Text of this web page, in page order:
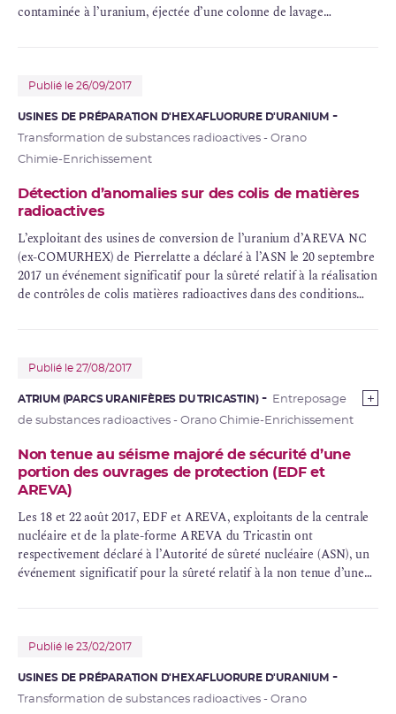
contaminée à l’uranium, éjectée d’une colonne de lavage
Publié le 26/09/2017
USINES DE PRÉPARATION D'HEXAFLUORURE D'URANIUM
Transformation de substances radioactives - Orano
Chimie-Enrichissement
Détection d’anomalies sur des colis de matières
radioactives
L’exploitant des usines de conversion de l’uranium d’AREVA NC
(ex-COMURHEX) de Pierrelatte a déclaré à l’ASN le 20 septembre
2017 un événement significatif pour la sûreté relatif à la réalisation
de contrôles de colis matières radioactives dans des conditions
Publié le 27/08/2017
ATRIUM (PARCS URANIFÈRES DU TRICASTIN)
Entreposage
de substances radioactives - Orano Chimie-Enrichissement
Non tenue au séisme majoré de sécurité d’une
portion des ouvrages de protection (EDF et
AREVA)
Les 18 et 22 août 2017, EDFet AREVA, exploitants de lacentrale
nucléaire et de la plate-forme AREVA du Tricastin ont
respectivement déclaré à l’Autorité de sûreté nucléaire (ASN), un
événement significatif pour la sûreté relatif à la non tenue d’une
Publié le 23/02/2017
USINES DE PRÉPARATION D'HEXAFLUORURE D'URANIUM
Transformation de substances radioactives - Orano